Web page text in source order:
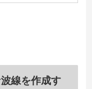
線を作成す